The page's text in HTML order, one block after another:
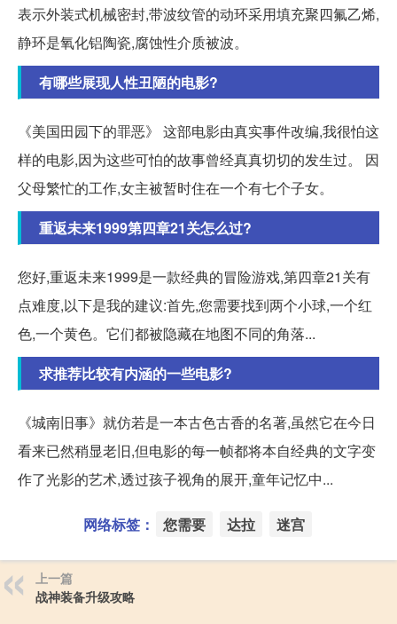
表示外装式机械密封,带波纹管的动环采用填充聚四氟乙烯,
静环是氧化铝陶瓷,腐蚀性介质被波。
有哪些展现人性丑陋的电影?
《美国田园下的罪恶》 这部电影由真实事件改编,我很怕这
样的电影,因为这些可怕的故事曾经真真切切的发生过。 因
父母繁忙的工作,女主被暂时住在一个有七个子女。
重返未来1999第四章21关怎么过?
您好,重返未来1999是一款经典的冒险游戏,第四章21关有
点难度,以下是我的建议:首先,您需要找到两个小球,一个红
色,一个黄色。它们都被隐藏在地图不同的角落...
求推荐比较有内涵的一些电影?
《城南旧事》就仿若是一本古色古香的名著,虽然它在今日
看来已然稍显老旧,但电影的每一帧都将本自经典的文字变
作了光影的艺术,透过孩子视角的展开,童年记忆中...
网络标签： 您需要 达拉 迷宫
上一篇
战神装备升级攻略